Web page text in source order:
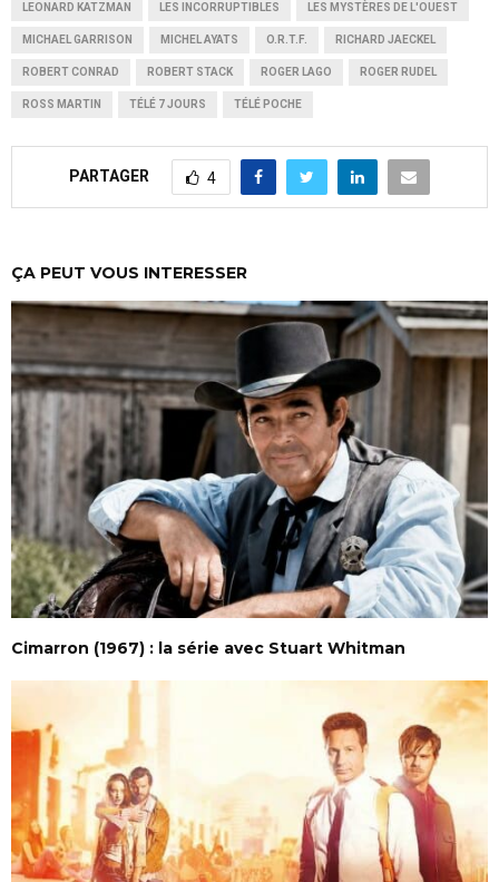
LEONARD KATZMAN LES INCORRUPTIBLES LES MYSTÈRES DE L'OUEST
MICHAEL GARRISON MICHEL AYATS O.R.T.F. RICHARD JAECKEL
ROBERT CONRAD ROBERT STACK ROGER LAGO ROGER RUDEL
ROSS MARTIN TÉLÉ 7 JOURS TÉLÉ POCHE
PARTAGER 4
ÇA PEUT VOUS INTERESSER
Cimarron (1967) : la série avec Stuart Whitman